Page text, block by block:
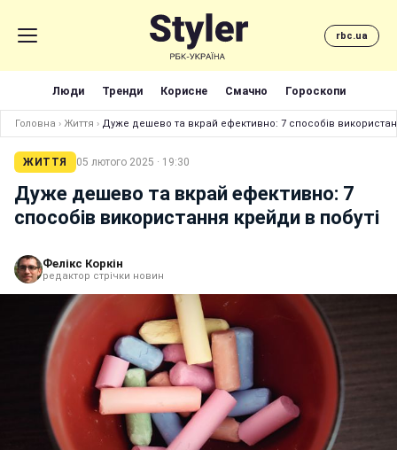
rbc.ua
Люди Тренди Корисне Смачно Гороскопи
Головна › Життя › Дуже дешево та вкрай ефективно: 7 способів
ЖИТТЯ 05 лютого 2025 · 19:30
Дуже дешево та вкрай ефективно: 7
способів використання крейди в побуті
Фелікс Коркін
редактор стрічки новин